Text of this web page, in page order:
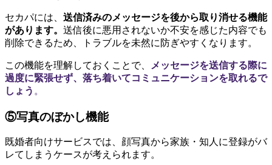
セカパには、 送信済みのメッセージを後から取り消せる機能
があります。 送信後に悪用されないか不安を感じた内容でも
削除できるため、トラブルを未然に防ぎやすくなります。
この機能を理解しておくことで、
メッセージを送信する際に
過度に緊張せず、落ち着いてコミュニケーションを取れるで
しょう 。
⑤写真のぼかし機能
既婚者向けサービスでは、顔写真から家族・知人に登録がバ
レてしまうケースが考えられます。